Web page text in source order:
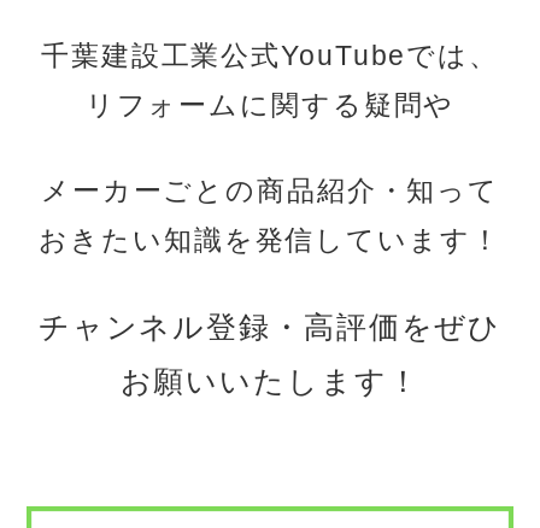
千葉建設工業公式YouTubeでは、
リフォームに関する疑問や
メーカーごとの商品紹介・知って
おきたい知識を発信しています！
チャンネル登録・高評価をぜひ
お願いいたします！